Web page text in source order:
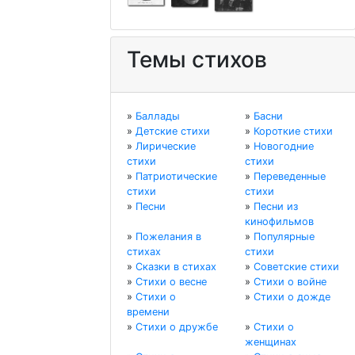
Темы стихов
» Баллады » Басни
» Детские стихи » Короткие стихи
» Лирические
стихи
» Новогодние
стихи
» Патриотические
стихи
» Переведенные
стихи
» Песни » Песни из
кинофильмов
» Пожелания в
стихах
» Популярные
стихи
» Сказки в стихах » Советские стихи
» Стихи о весне » Стихи о войне
» Стихи о
времени
» Стихи о дожде
» Стихи о дружбе » Стихи о
женщинах